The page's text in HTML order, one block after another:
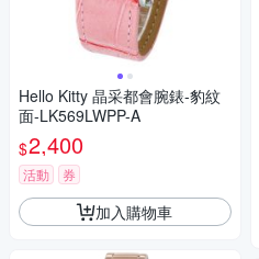
Hello Kitty 晶采都會腕錶-豹紋
面-LK569LWPP-A
$2,400
活動 券
加入購物車